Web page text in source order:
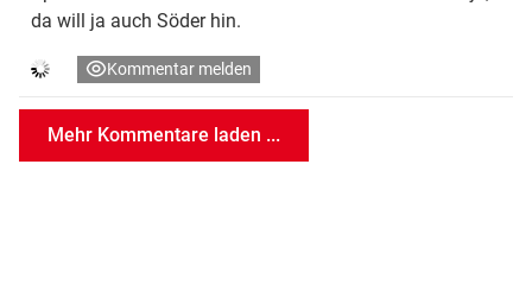
da will ja auch Söder hin.
Kommentar melden
Mehr Kommentare laden ...